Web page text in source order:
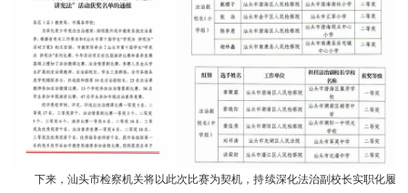
下来，汕头市检察机关将以此次比赛为契机，持续深化法治副校长实职化履